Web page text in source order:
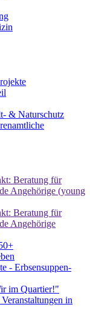
& Naturschutz
Beratung für
Angehörige (young
Beratung für
Angehörige
- Erbsensuppen-
im Quartier!"
in